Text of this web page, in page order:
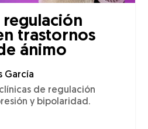
regulación
trastornos
ánimo
García
de regulación
y bipolaridad.